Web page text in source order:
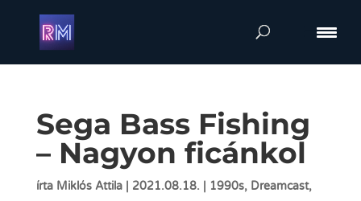
Sega Bass Fishing
– Nagyon ficánkol
írta Miklós Attila| 2021.08.18. 1990s, Dreamcast,